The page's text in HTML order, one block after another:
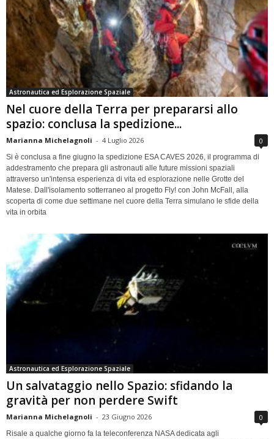
Astronautica ed Esplorazione Spaziale
Nel cuore della Terra per prepararsi allo
spazio: conclusa la spedizione...
Marianna Michelagnoli - 4 Luglio 2026 0
Si è conclusa a fine giugno la spedizione ESA CAVES 2026, il programma di
addestramento che prepara gli astronauti alle future missioni spaziali
attraverso un'intensa esperienza di vita ed esplorazione nelle Grotte del
Matese. Dall'isolamento sotterraneo al progetto Fly! con John McFall, alla
scoperta di come due settimane nel cuore della Terra simulano le sfide della
vita in orbita
Astronautica ed Esplorazione Spaziale
Un salvataggio nello Spazio: sfidando la
gravità per non perdere Swift
Marianna Michelagnoli - 23 Giugno 2026 0
Risale a qualche giorno fa la teleconferenza NASA dedicata agli